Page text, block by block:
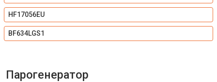
HF17056EU
BF634LGS1
Парогенератор